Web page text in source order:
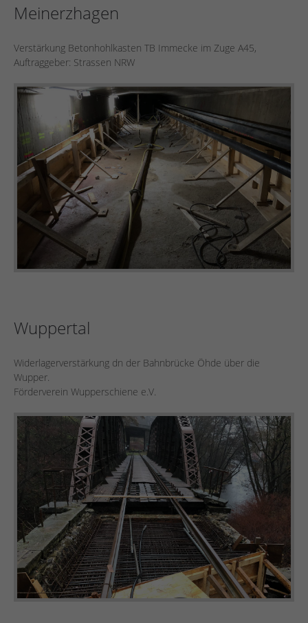
Meinerzhagen
Verstärkung Betonhohlkasten TB Immecke im Zuge A45,
Auftraggeber: Strassen NRW
Wuppertal
Widerlagerverstärkung dn der Bahnbrücke Öhde über die
Wupper.
Förderverein Wupperschiene e.V.